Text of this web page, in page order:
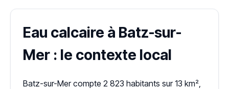
Eau calcaire à Batz-sur-
Mer : le contexte local
Batz-sur-Mer compte 2 823 habitants sur 13 km²,